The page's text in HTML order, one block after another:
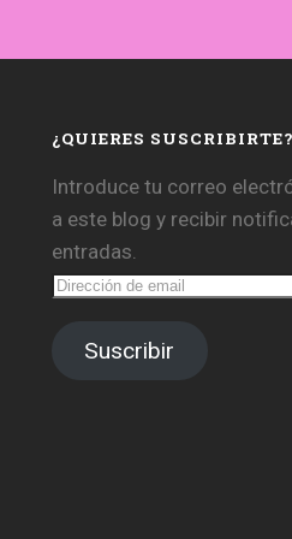
¿QUIERES SUSCRIBIRTE?
Introduce tu correo
a este blog y recibir
entradas.
Dirección
de
Suscribir